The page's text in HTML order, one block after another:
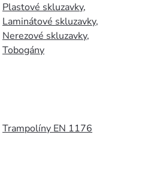
Plastové skluzavky,
Laminátové skluzavky,
Nerezové skluzavky,
Tobogány
Trampolíny EN 1176